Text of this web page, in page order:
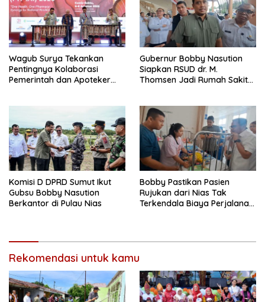
Wagub Surya Tekankan
Pentingnya Kolaborasi
Pemerintah dan Apoteker
Gubernur Bobby Nasution
Siapkan RSUD dr. M.
Thomsen Jadi Rumah Sakit
Komisi D DPRD Sumut Ikut
Gubsu Bobby Nasution
Berkantor di Pulau Nias
Bobby Pastikan Pasien
Rujukan dari Nias Tak
Terkendala Biaya Perjalanan
Rekomendasi untuk kamu